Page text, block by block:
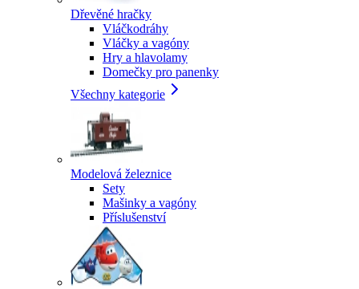
Dřevěné hračky
Vláčkodráhy
Vláčky a vagóny
Hry a hlavolamy
Domečky pro panenky
Všechny kategorie
Modelová železnice
Sety
Mašinky a vagóny
Příslušenství